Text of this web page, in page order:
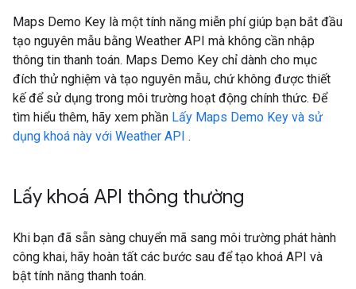
Maps Demo Key là một tính năng miễn phí giúp bạn bắt đầu
tạo nguyên mẫu bằng Weather API mà không cần nhập
thông tin thanh toán. Maps Demo Key chỉ dành cho mục
đích thử nghiệm và tạo nguyên mẫu, chứ không được thiết
kế để sử dụng trong môi trường hoạt động chính thức. Để
tìm hiểu thêm, hãy xem phần Lấy Maps Demo Key và sử
dụng khoá này với Weather API .
Lấy khoá API thông thường
Khi bạn đã sẵn sàng chuyển mã sang môi trường phát hành
công khai, hãy hoàn tất các bước sau để tạo khoá API và
bật tính năng thanh toán.